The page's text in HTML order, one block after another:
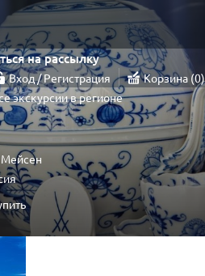
на рассылку
Вход / Регистрация Корзина 0
экскурсии в регионе
Мейсен